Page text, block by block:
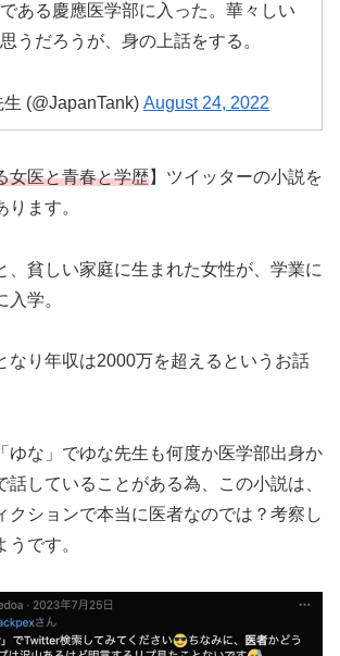
ある慶應医学部に入った。華々しい
うだろうが、身の上話をする。
(@JapanTank) August 24, 2022
女医と青春と学歴】ツイッターの小説を
ます。
、貧しい家庭に生まれた女性が、学業に
学。
なり年収は2000万を超えるというお話
ゆな」でゆな先生も何度か医学部出身か
話していることがある為、この小説は、
クションで本当に医者なのでは？考察し
です。